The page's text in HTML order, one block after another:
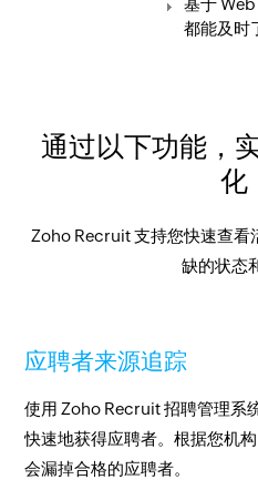
基于
都能及时
通过以下功能，
化
Zoho Recruit 支持您快速查看
缺的状态
应聘者来源追踪
使用 Zoho Recruit 招聘管理系
快速地获得应聘者。根据您机
会漏掉合格的应聘者。